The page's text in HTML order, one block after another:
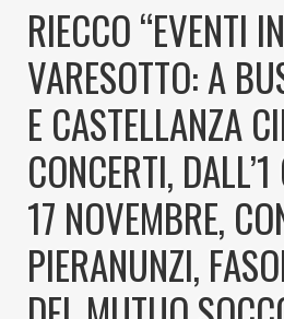
RIECCO “EVENTI
VARESOTTO: A
E CASTELLANZA
CONCERTI,
17 NOVEMBRE,
PIERANUNZI,